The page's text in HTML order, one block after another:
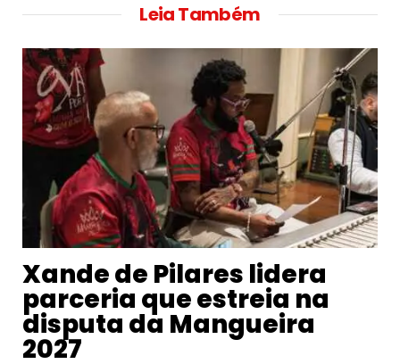
Leia Também
Xande de Pilares lidera
parceria que estreia na
disputa da Mangueira
2027